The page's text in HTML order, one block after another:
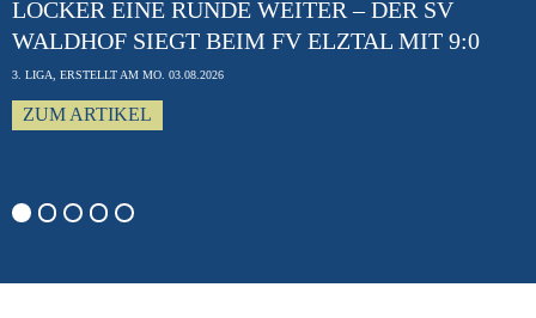
LOCKER EINE RUNDE WEITER – DER SV
WALDHOF SIEGT BEIM FV ELZTAL MIT 9:0
3. LIGA, ERSTELLT AM MO. 03.08.2026
ZUM ARTIKEL